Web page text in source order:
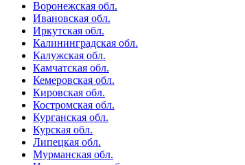
Воронежская обл.
Ивановская обл.
Иркутская обл.
Калининградская обл.
Калужская обл.
Камчатская обл.
Кемеровская обл.
Кировская обл.
Костромская обл.
Курганская обл.
Курская обл.
Липецкая обл.
Мурманская обл.